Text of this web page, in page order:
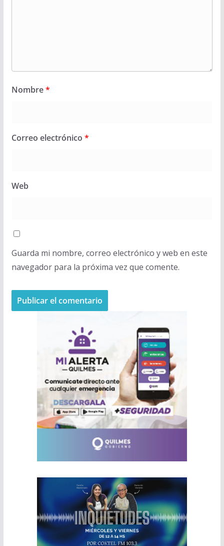
Nombre*
Correo electrónico *
Web
Guarda mi nombre, correo electrónico y web en este
navegador para la próxima vez que comente.